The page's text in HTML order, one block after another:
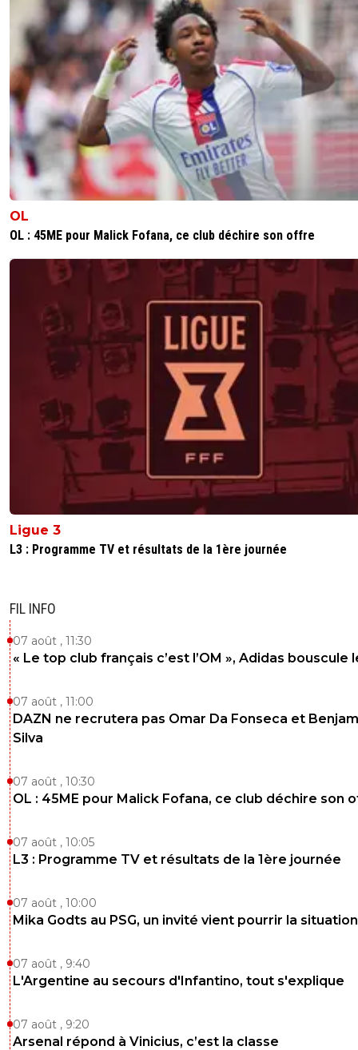
OL
OL : 45ME pour Malick Fofana, ce club déchire son offre
Ligue 3
L3 : Programme TV et résultats de la 1ère journée
FIL INFO
07 août , 11:30
« Le top club français c’est l’OM », Adidas bouscule
07 août , 11:00
DAZN ne recrutera pas Omar Da Fonseca et
Silva
07 août , 10:30
OL : 45ME pour Malick Fofana, ce club déchire son
07 août , 10:05
L3 : Programme TV et résultats de la 1ère journée
07 août , 10:00
Mika Godts au PSG, un invité vient pourrir la situation
07 août , 9:40
L'Argentine au secours d'Infantino, tout s'explique
07 août , 9:20
Arsenal répond à Vinicius, c’est la classe